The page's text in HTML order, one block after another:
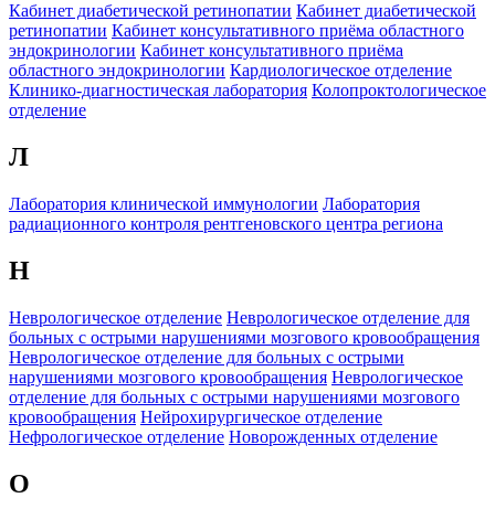
Кабинет диабетической ретинопатии Кабинет диабетической
ретинопатии Кабинет консультативного приёма областного
эндокринологии Кабинет консультативного приёма
областного эндокринологии Кардиологическое отделение
Клинико-диагностическая лаборатория Колопроктологическое
отделение
Л
Лаборатория клинической иммунологии Лаборатория
радиационного контроля рентгеновского центра региона
Н
Неврологическое отделение Неврологическое отделение для
больных с острыми нарушениями мозгового кровообращения
Неврологическое отделение для больных с острыми
нарушениями мозгового кровообращения Неврологическое
отделение для больных с острыми нарушениями мозгового
кровообращения Нейрохирургическое отделение
Нефрологическое отделение Новорожденных отделение
О